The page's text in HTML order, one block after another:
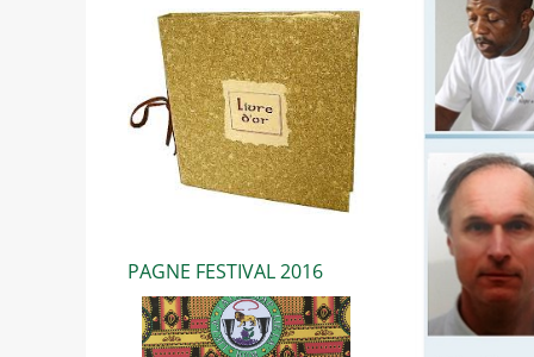
PAGNE FESTIVAL 2016